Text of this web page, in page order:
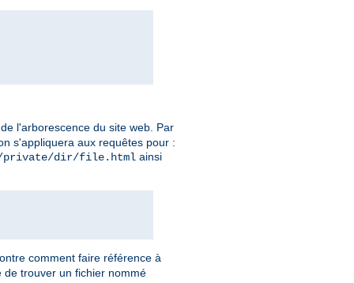
l'arborescence du site web. Par
s'appliquera aux requêtes pour :
private/dir/file.html ainsi
comment faire référence à
de trouver un fichier nommé